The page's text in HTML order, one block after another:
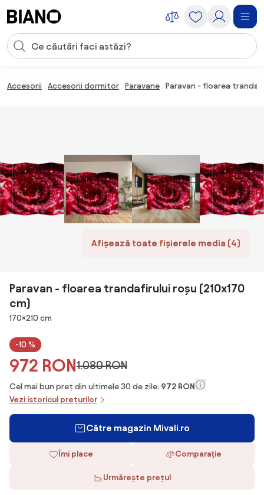
Introducerea căutării
Accesorii Accesorii dormitor Paravane Paravan - floarea
Afișează toate fișierele media (4)
Paravan - floarea trandafirului roșu (210x170
cm)
Dimensiuni
170×210 cm
-10 %
972 RON1.080 RON
Cel mai bun preț din ultimele 30 de zile: 972 RON
Vezi istoricul prețurilor
Către magazin Mivali.ro
Îmi place Comparaţie
Urmărește prețul